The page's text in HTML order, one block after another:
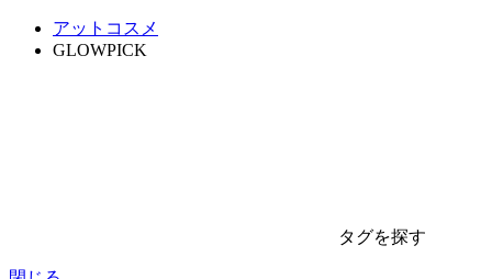
アットコスメ
GLOWPICK
タグを探す